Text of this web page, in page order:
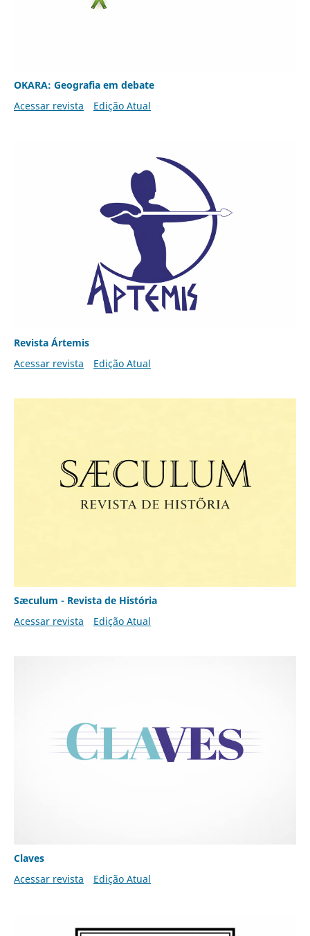
OKARA: Geografia em debate
Acessar revista
Edição Atual
Revista Ártemis
Acessar revista
Edição Atual
Sæculum - Revista de História
Acessar revista
Edição Atual
Claves
Acessar revista
Edição Atual